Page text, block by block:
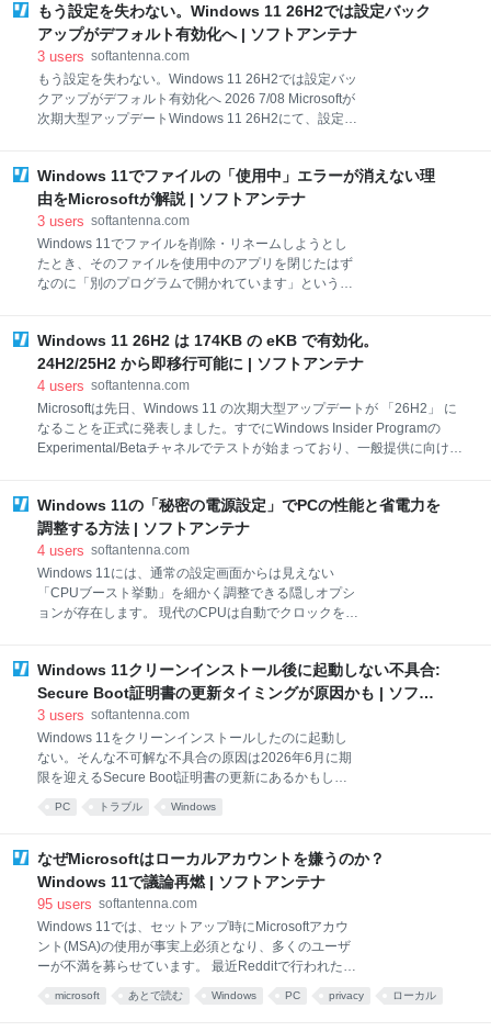
「GDID」が 大規模サイバー犯罪集団Scattered Spider
構成員の逮捕に利用された模様。逮捕はヘルシンキ空
港で日本行きの便に搭乗しようとした際に行われた。 /
(@softantenna) July 6, 2026 今回Windows Latestは、
WindowsがGDIDをどのように生成し、FBIがハッカー
逮捕のためにどのように活用しているの
もう設定を失わない。Windows 11 26H2では設定バック
アップがデフォルト有効化へ | ソフトアンテナ
3 users softantenna.com
もう設定を失わない。Windows 11 26H2では設定バッ
クアップがデフォルト有効化へ 2026 7/08 Microsoftが
次期大型アップデートWindows 11 26H2にて、設定や
セージセンターには以下のような情報が掲載されてい
ます。 Windows settings backup policy is becoming a
new default Windows の設定バックアップポリシーが
新しいデフォルトになります Starting with Windows
11, version 26H2, the default behavior of the Windows
settings backup policy will shift from disable
Windows 11でファイルの「使用中」エラーが消えない理
由をMicrosoftが解説 | ソフトアンテナ
3 users softantenna.com
Windows 11でファイルを削除・リネームしようとし
たとき、そのファイルを使用中のアプリを閉じたはず
なのに「別のプログラムで開かれています」というダ
を明らかにしました。Mark Russinovich氏(Azure
CTO)が語る内容は、Windowsの内部動作を知るうえ
でとても興味深いものとなっています。 ファイルがロ
ックされ続ける本当の理由 同氏によると、この問題は
「別のプログラムが開いている」というメッセージか
ら想像できる単純なものではなく、より複雑な要因が
いる限り削除やリネームを許しません。しかしアプリ
を閉じてもハンドルが残る場合があり、これが削除で
きない原因となってい
Windows 11 26H2 は 174KB の eKB で有効化。
24H2/25H2 から即移行可能に | ソフトアンテナ
4 users softantenna.com
Microsoftは先日、Windows 11 の次期大型アップデートが 「26H2」 に
なることを正式に発表しました。すでにWindows Insider Programの
Experimental/Betaチャネルでテストが始まっており、一般提供に向けた
IT管理者にとって「予測可能で低負荷なアップデート体験」を重視した
リリースになると強調しています。 24H2/25H2からは「有効化パッケー
ジ」で即アップグレード 今回の大きなポイントは、24H2と25H2から
26H2へのアップグレードが「有効化パッケージ(eKB)」で提供されるこ
とです。 Microsoft が公開した新しいホワイトペーパーによると、
24H2、25H2、26H2の3
Windows 11の「秘密の電源設定」でPCの性能と省電力を
調整する方法 | ソフトアンテナ
4 users softantenna.com
Windows 11には、通常の設定画面からは見えない
「CPUブースト挙動」を細かく調整できる隠しオプシ
ョンが存在します。 現代のCPUは自動でクロックを引
る「プロセッサパフォーマンスの向上モード
(Processor Performance Boost Mode)」を有効化する
と、WindowsがCPUに対してどれくらい積極的にブー
ストを要求するかを細かく指定できるようになりま
す。本来OEMや上級ユーザー向けのものですが、レジ
ストリを1箇所変更するだけで一般ユーザーでも利用
モード Neowinが紹介した手順では、レジストリの
ン内に複数のブーストモードが出現します。 具体的な
手順は次
Windows 11クリーンインストール後に起動しない不具合:
Secure Boot証明書の更新タイミングが原因かも | ソフト
アンテナ
3 users softantenna.com
Windows 11をクリーンインストールしたのに起動し
ない。そんな不可解な不具合の原因は2026年6月に期
限を迎えるSecure Boot証明書の更新にあるかもしれ
ません。 Neowinの記事は、クリーンインストール後
に、再起動のタイミングでブートデバイス選択画面に
Bootを一時的に無効化して解決する方法を解説してい
ます。 Scure Bootを無効化することで、Windows 11
の初期設定画面まで正常に進行し、セットアップ完了
たため、原因はSecure Boot周りにあると考えられて
います。 トラブルの背景：Secure Boot 証明書の更新
時期と古いインストールメディア 今回の問題は、
MicrosoftがSecure Bootの証明書を更新している時期
PC トラブル Windows
なぜMicrosoftはローカルアカウントを嫌うのか？
Windows 11で議論再燃 | ソフトアンテナ
95 users softantenna.com
Windows 11では、セットアップ時にMicrosoftアカウ
ント(MSA)の使用が事実上必須となり、多くのユーザ
ーが不満を募らせています。 最近Redditで行われた議
論では、この問題が単に「ローカルアカウントを作れ
ない」という機能面での話にとどまらず、プライバシ
microsoft あとで読む Windows PC privacy ローカル